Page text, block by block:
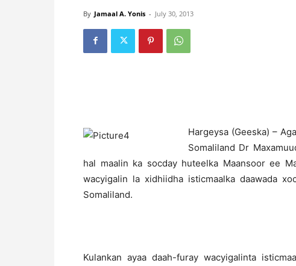
By Jamaal A. Yonis - July 30, 2013
Hargeysa (Geeska) –
Somaliland Dr
hal maalin ka socday huteelka Maansoor ee
wacyigalin la xidhiidha isticmaalka daawada
Somaliland.
Kulankan ayaa daah-furay wacyigalinta